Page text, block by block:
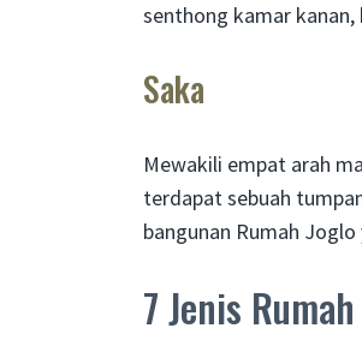
senthong kamar
Saka
Mewakili empat arah
terdapat sebuah
bangunan Rumah
7 Jenis